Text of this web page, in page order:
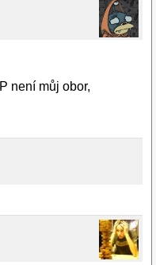
není můj obor,